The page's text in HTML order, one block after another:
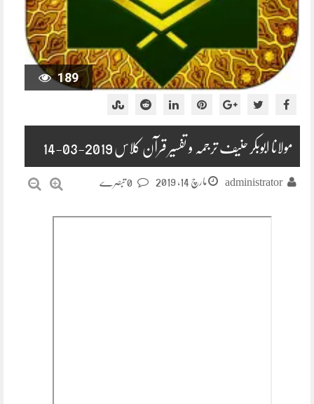
189
مولانا ابوبکر حنیف ترجمہ و تفسیر قرآن کلاس 2019-03-14
administrator مارچ 14, 2019